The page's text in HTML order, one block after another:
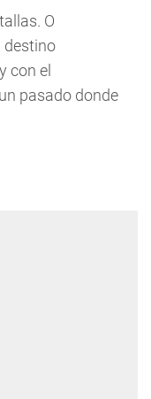
O
destino
con el
pasado donde